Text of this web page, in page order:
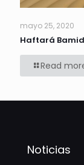
mayo 25, 2020
Haftará
Read
Noticias